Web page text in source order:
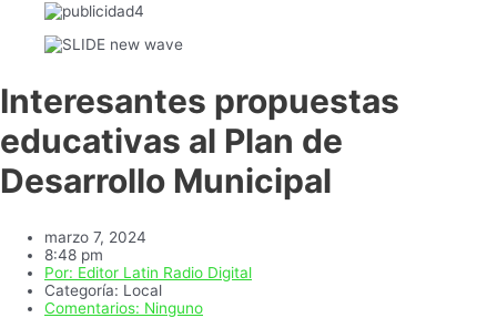
Interesantes propuestas
educativas al Plan de
Desarrollo Municipal
marzo 7, 2024
8:48 pm
Por: Editor Latin Radio Digital
Categoría: Local
Comentarios: Ninguno